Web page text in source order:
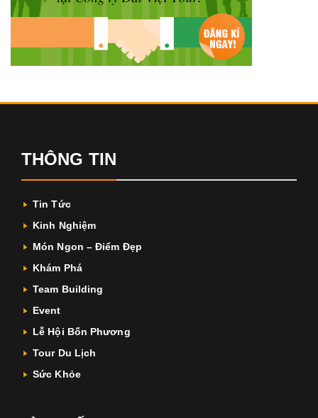
THÔNG TIN
Tin Tức
Kinh Nghiệm
Món Ngon – Điểm Đẹp
Khám Phá
Team Building
Event
Lễ Hội Bốn Phương
Tour Du Lịch
Sức Khỏe